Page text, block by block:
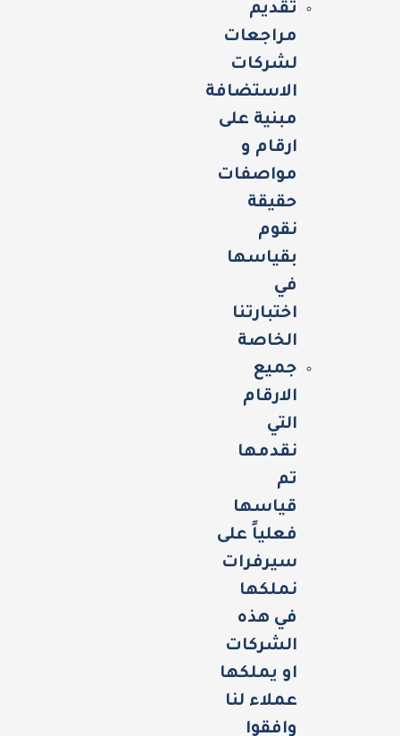
تقديم
مراجعات
لشركات
الاستضافة
مبنية على
ارقام و
مواصفات
حقيقة
نقوم
بقياسها
في
اختبارتنا
الخاصة
جميع
الارقام
التي
نقدمها
تم
قياسها
فعلياً على
سيرفرات
نملكها
في هذه
الشركات
او يملكها
عملاء لنا
وافقوا